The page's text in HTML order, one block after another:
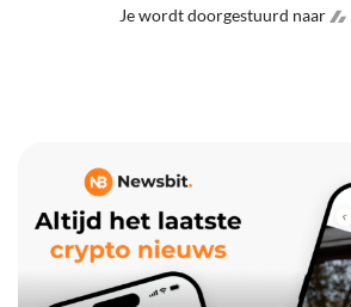
Je wordt doorgestuurd naar